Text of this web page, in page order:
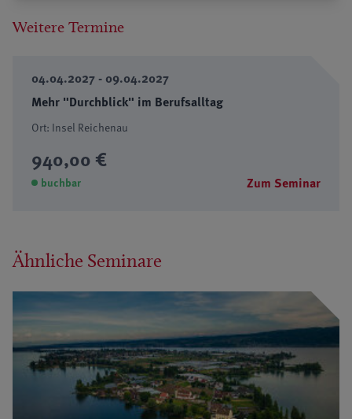
Weitere Termine
04.04.2027 - 09.04.2027
Mehr "Durchblick" im Berufsalltag
Ort: Insel Reichenau
940,00 €
buchbar Zum Seminar
Ähnliche Seminare